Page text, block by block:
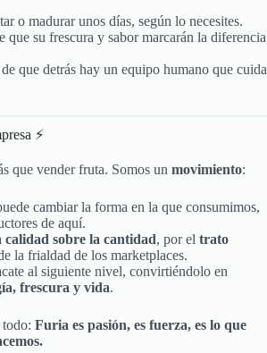
o madurar unos días, según lo necesites.
que su frescura y sabor marcarán la diferencia
que detrás hay un equipo humano que cuida
⚡
que vender fruta. Somos un movimiento:
cambiar la forma en la que consumimos,
de aquí.
calidad sobre la cantidad, por el trato
la frialdad de los marketplaces.
al siguiente nivel, convirtiéndolo en
frescura y vida.
Furia es pasión, es fuerza, es lo que